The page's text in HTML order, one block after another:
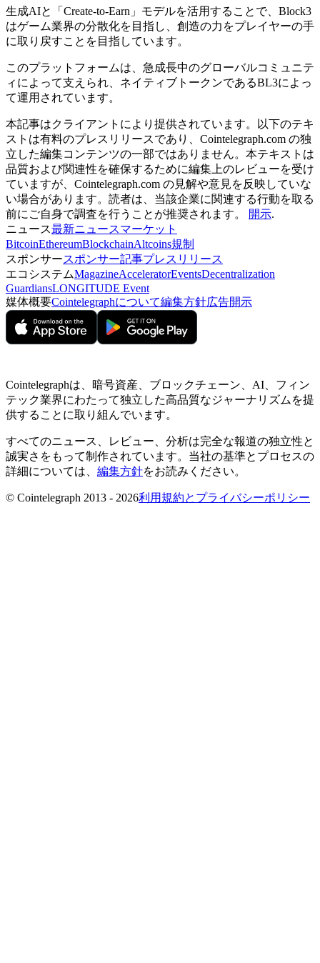
生成AIと「Create-to-Earn」モデルを活用することで、Block3
はゲーム業界の分散化を目指し、創造の力をプレイヤーの手
に取り戻すことを目指しています。
このプラットフォームは、急成長中のグローバルコミュニテ
ィによって支えられ、ネイティブトークンであるBL3によっ
て運用されています。
本記事はクライアントにより提供されています。以下のテキ
ストは有料のプレスリリースであり、Cointelegraph.com の独
立した編集コンテンツの一部ではありません。本テキストは
品質および関連性を確保するために編集上のレビューを受け
ていますが、Cointelegraph.com の見解や意見を反映していな
い場合があります。読者は、当該企業に関連する行動を取る
前にご自身で調査を行うことが推奨されます。
開示.
ニュース最新ニュースマーケット
BitcoinEthereumBlockchainAltcoins規制
スポンサースポンサー記事プレスリリース
エコシステムMagazineAcceleratorEventsDecentralization
GuardiansLONGITUDE Event
媒体概要Cointelegraphについて編集方針広告開示
Cointelegraphは、暗号資産、ブロックチェーン、AI、フィン
テック業界にわたって独立した高品質なジャーナリズムを提
供することに取り組んでいます。
すべてのニュース、レビュー、分析は完全な報道の独立性と
誠実さをもって制作されています。当社の基準とプロセスの
詳細については、 編集方針をお読みください。
© Cointelegraph 2013 - 2026利用規約とプライバシーポリシー